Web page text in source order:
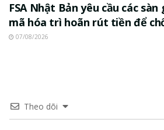
FSA Nhật Bản yêu cầu các
mã hóa trì hoãn rút tiền để
07/08/2026
Theo dõi